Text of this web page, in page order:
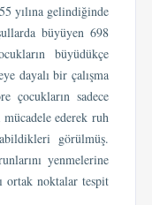
yılına gelindiğinde
büyüyen 698
büyüdükçe
dayalı bir çalışma
çocukların sadece
ederek ruh
görülmüş.
yenmelerine
ortak noktalar tespit